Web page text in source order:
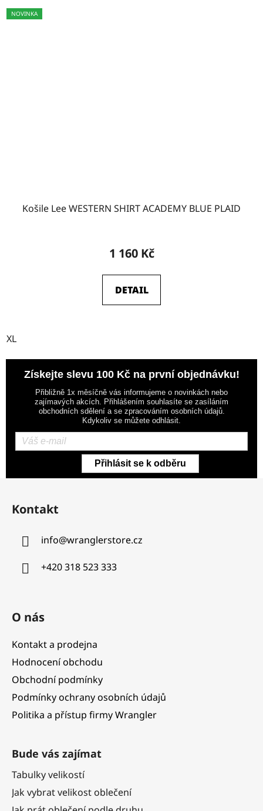
NOVINKA
Košile Lee WESTERN SHIRT ACADEMY BLUE PLAID
1 160 Kč
DETAIL
XL
Získejte slevu 100 Kč na první objednávku!
Přibližně 1x měsíčně vás informujeme o novinkách nebo
zajímavých akcích. Přihlášením souhlasíte se zasíláním
obchodních sdělení a se zpracováním osobních údajů.
Kdykoliv se můžete odhlásit.
Přihlásit se k odběru
Z
Kontakt
info@wranglerstore.cz
+420 318 523 333
O nás
Kontakt a prodejna
Hodnocení obchodu
Obchodní podmínky
Podmínky ochrany osobních údajů
Politika a přístup firmy Wrangler
Bude vás zajímat
Tabulky velikostí
Jak vybrat velikost oblečení